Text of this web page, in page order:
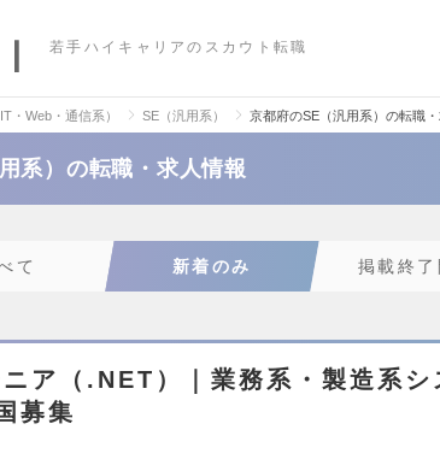
若手ハイキャリアのスカウト転職
・Web・通信系） SE（汎用系） 京都府のSE（汎用系）の転職
系）の転職・求人情報
て 新着のみ 掲載終了
ア（.NET）｜業務系・製造系シ
募集